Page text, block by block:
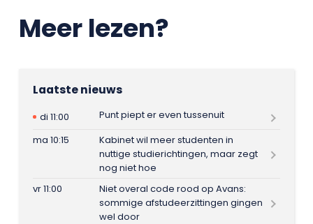
Meer lezen?
Laatste nieuws
di 11:00
Punt piept er even tussenuit
ma 10:15
Kabinet wil meer studenten in
nuttige studierichtingen, maar zegt
nog niet hoe
vr 11:00
Niet overal code rood op Avans:
sommige afstudeerzittingen gingen
wel door